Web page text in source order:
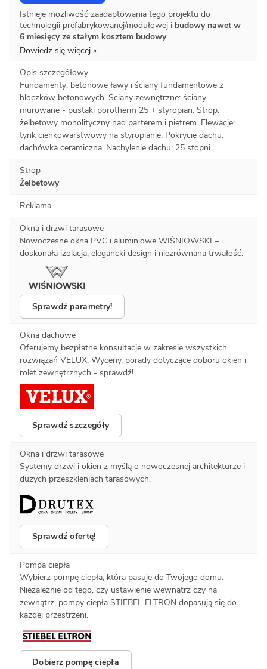
Istnieje możliwość zaadaptowania tego projektu do
technologii prefabrykowanej/modułowej i budowy nawet w
6 miesięcy ze stałym kosztem budowy
Dowiedz się więcej »
Opis szczegółowy
Fundamenty: betonowe ławy i ściany fundamentowe z
bloczków betonowych. Ściany zewnętrzne: ściany
murowane - pustaki porotherm 25 + styropian. Strop:
żelbetowy monolityczny nad parterem i piętrem. Elewacje:
tynk cienkowarstwowy na styropianie. Pokrycie dachu:
dachówka ceramiczna. Nachylenie dachu: 25 stopni.
Strop
Żelbetowy
Reklama
Okna i drzwi tarasowe
Nowoczesne okna PVC i aluminiowe WIŚNIOWSKI –
doskonała izolacja, elegancki design i niezrównana trwałość.
Sprawdź parametry!
Okna dachowe
Oferujemy bezpłatne konsultacje w zakresie wszystkich
rozwiązań VELUX. Wyceny, porady dotyczące doboru okien i
rolet zewnętrznych - sprawdź!
Sprawdź szczegóły
Okna i drzwi tarasowe
Systemy drzwi i okien z myślą o nowoczesnej architekturze i
dużych przeszkleniach tarasowych.
Sprawdź ofertę!
Pompa ciepła
Wybierz pompę ciepła, która pasuje do Twojego domu.
Niezależnie od tego, czy ustawienie wewnątrz czy na
zewnątrz, pompy ciepła STIEBEL ELTRON dopasują się do
każdej przestrzeni.
Dobierz pompę ciepła